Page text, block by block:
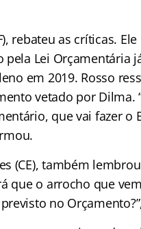
rebateu as críticas.
Lei Orçamentária
em 2019. Rosso
vetado por Dilma.
que vai fazer o
(CE), também
que o arrocho que
no